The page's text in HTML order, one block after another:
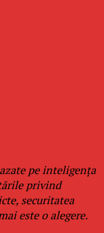
pe inteligența
privind
securitatea
este o alegere.